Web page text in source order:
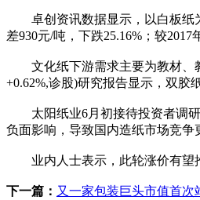
卓创资讯数据显示，以白板纸为
差930元/吨，下跌25.16%；较
文化纸下游需求主要为教材、教
+0.62%,诊股)研究报告显示，双胶
太阳纸业6月初接待投资者调研
负面影响，导致国内造纸市场竞争
业内人士表示，此轮涨价有望推
下一篇： 又一家包装巨头市值首次